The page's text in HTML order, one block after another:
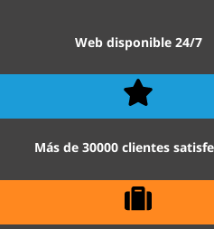
Web disponible 24/7
Más de 30000 clientes